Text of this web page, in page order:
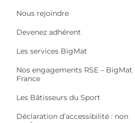
Nous rejoindre
Devenez adhérent
Les services BigMat
Nos engagements RSE – BigMat
France
Les Bâtisseurs du Sport
Déclaration d’accessibilité : non